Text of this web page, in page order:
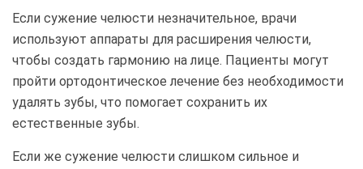
Если сужение челюсти незначительное, врачи
используют аппараты для расширения челюсти,
чтобы создать гармонию на лице. Пациенты могут
пройти ортодонтическое лечение без необходимости
удалять зубы, что помогает сохранить их
естественные зубы.
Если же сужение челюсти слишком сильное и